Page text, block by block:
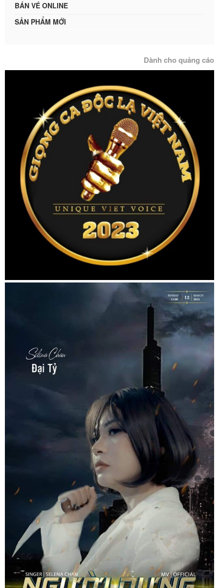
BÁN VÉ ONLINE
SẢN PHẨM MỚI
Dành cho quảng cáo